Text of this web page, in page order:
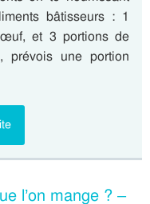
bâtisseurs : 1
et 3 portions de
prévois une portion
l’on mange ? –